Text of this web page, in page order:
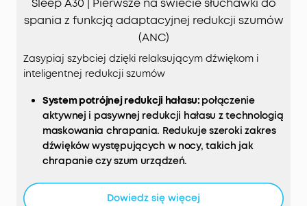
spania z funkcją adaptacyjnej redukcji szumów
(ANC)
Zasypiaj szybciej dzięki relaksującym dźwiękom i
inteligentnej redukcji szumów
System potrójnej redukcji hałasu: połączenie
aktywnej i pasywnej redukcji hałasu z technologią
maskowania chrapania. Redukuje szeroki zakres
dźwięków występujących w nocy, takich jak
chrapanie czy szum urządzeń.
opowieściami na dobranoc od Calm. U nas
Dowiedz się więcej